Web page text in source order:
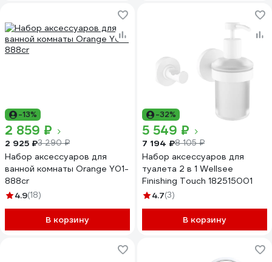
-13%
2 859 ₽
2 925 ₽3 290 ₽
Набор аксессуаров для
ванной комнаты Orange Y01-
888cr
4.9(18)
В корзину
-32%
5 549 ₽
7 194 ₽8 105 ₽
Набор аксессуаров для
туалета 2 в 1 Wellsee
Finishing Touch 182515001
4.7(3)
В корзину